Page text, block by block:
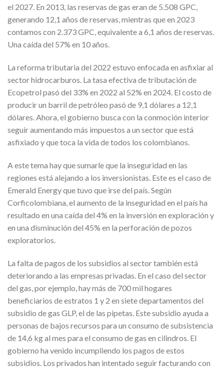
el 2027. En 2013, las reservas de gas eran de 5.508 GPC,
generando 12,1 años de reservas, mientras que en 2023
contamos con 2.373 GPC, equivalente a 6,1 años de reservas.
Una caída del 57% en 10 años.
La reforma tributaria del 2022 estuvo enfocada en asfixiar al
sector hidrocarburos. La tasa efectiva de tributación de
Ecopetrol pasó del 33% en 2022 al 52% en 2024. El costo de
producir un barril de petróleo pasó de 9,1 dólares a 12,1
dólares. Ahora, el gobierno busca con la conmoción interior
seguir aumentando más impuestos a un sector que está
asfixiado y que toca la vida de todos los colombianos.
A este tema hay que sumarle que la inseguridad en las
regiones está alejando a los inversionistas. Este es el caso de
Emerald Energy que tuvo que irse del país. Según
Corficolombiana, el aumento de la inseguridad en el país ha
resultado en una caída del 4% en la inversión en exploración y
en una disminución del 45% en la perforación de pozos
exploratorios.
La falta de pagos de los subsidios al sector también está
deteriorando a las empresas privadas. En el caso del sector
del gas, por ejemplo, hay más de 700 mil hogares
beneficiarios de estratos 1 y 2 en siete departamentos del
subsidio de gas GLP, el de las pipetas. Este subsidio ayuda a
personas de bajos recursos para un consumo de subsistencia
de 14,6 kg al mes para el consumo de gas en cilindros. El
gobierno ha venido incumpliendo los pagos de estos
subsidios. Los privados han intentado seguir facturando con